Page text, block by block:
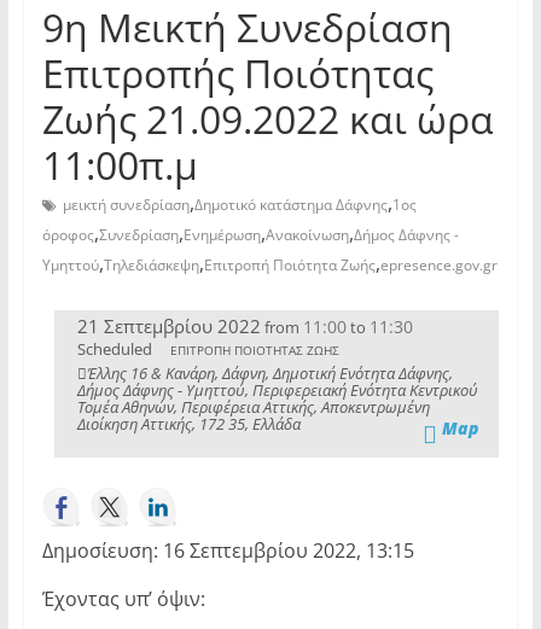
9η Μεικτή Συνεδρίαση
Επιτροπής Ποιότητας
Ζωής 21.09.2022 και ώρα
11:00π.μ
μεικτή συνεδρίαση,Δημοτικό κατάστημα Δάφνης,1ος
όροφος,Συνεδρίαση,Ενημέρωση,Ανακοίνωση,Δήμος Δάφνης -
Υμηττού,Τηλεδιάσκεψη,Επιτροπή Ποιότητα Ζωής,epresence.gov.gr
21 Σεπτεμβρίου 2022 from 11:00to 11:30
Scheduled ΕΠΙΤΡΟΠΗ ΠΟΙΟΤΗΤΑΣ ΖΩΗΣ
Έλλης 16 & Κανάρη, Δάφνη, Δημοτική Ενότητα Δάφνης,
Δήμος Δάφνης - Υμηττού, Περιφερειακή Ενότητα Κεντρικού
Τομέα Αθηνών, Περιφέρεια Αττικής, Αποκεντρωμένη
Διοίκηση Αττικής, 172 35, Ελλάδα Map
Δημοσίευση: 16 Σεπτεμβρίου 2022, 13:15
Έχοντας υπ’ όψιν: